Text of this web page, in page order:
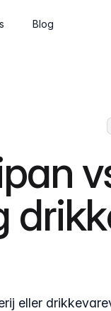
Build
via the API
API og
Integrate
Blog
eller